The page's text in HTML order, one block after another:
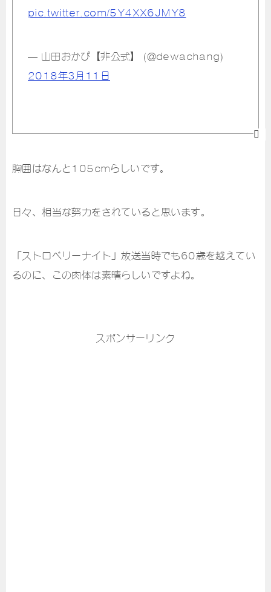
pic.twitter.com/5Y4XX6JMY8
— 山田おかぴ【非公式】 (@dewachang)
2018年3月11日
胸囲はなんと105cmらしいです。
日々、相当な努力をされていると思います。
「ストロベリーナイト」放送当時でも60歳を越えてい
るのに、この肉体は素晴らしいですよね。
スポンサーリンク